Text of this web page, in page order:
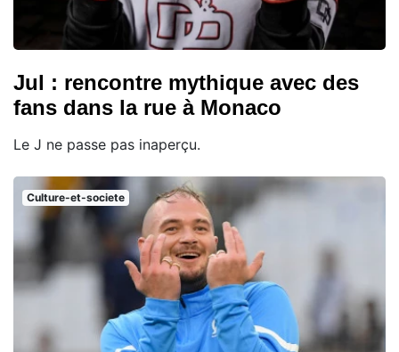
Jul : rencontre mythique avec des
fans dans la rue à Monaco
Le J ne passe pas inaperçu.
Culture-et-societe